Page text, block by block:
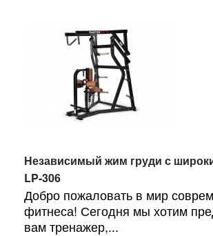
Независимый жим груди с
LP-306
Добро пожаловать в мир
фитнеса! Сегодня мы хотим
вам тренажер,...